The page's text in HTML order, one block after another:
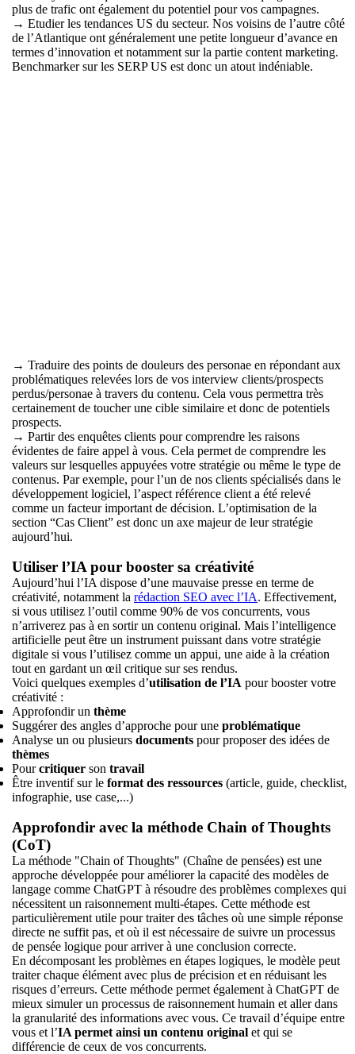
plus de trafic ont également du potentiel pour vos campagnes.
→ Etudier les tendances US du secteur. Nos voisins de l’autre côté
de l’Atlantique ont généralement une petite longueur d’avance en
termes d’innovation et notamment sur la partie content marketing.
Benchmarker sur les SERP US est donc un atout indéniable.
→ Traduire des points de douleurs des personae en répondant aux
problématiques relevées lors de vos interview clients/prospects
perdus/personae à travers du contenu. Cela vous permettra très
certainement de toucher une cible similaire et donc de potentiels
prospects.
→ Partir des enquêtes clients pour comprendre les raisons
évidentes de faire appel à vous. Cela permet de comprendre les
valeurs sur lesquelles appuyées votre stratégie ou même le type de
contenus. Par exemple, pour l’un de nos clients spécialisés dans le
développement logiciel, l’aspect référence client a été relevé
comme un facteur important de décision. L’optimisation de la
section “Cas Client” est donc un axe majeur de leur stratégie
aujourd’hui.
Utiliser l’IA pour booster sa créativité
Aujourd’hui l’IA dispose d’une mauvaise presse en terme de
créativité, notamment la rédaction SEO avec l’IA. Effectivement,
si vous utilisez l’outil comme 90% de vos concurrents, vous
n’arriverez pas à en sortir un contenu original. Mais l’intelligence
artificielle peut être un instrument puissant dans votre stratégie
digitale si vous l’utilisez comme un appui, une aide à la création
tout en gardant un œil critique sur ses rendus.
Voici quelques exemples d’utilisation de l’IA pour booster votre
créativité :
Approfondir un thème
Suggérer des angles d’approche pour une problématique
Analyse un ou plusieurs documents pour proposer des idées de
thèmes
Pourcritiquer son travail
Être inventif sur le format des ressources (article, guide, checklist,
infographie, use case,...)
Approfondir avec la méthode Chain of Thoughts
(CoT)
La méthode "Chain of Thoughts" (Chaîne de pensées) est une
approche développée pour améliorer la capacité des modèles de
langage comme ChatGPT à résoudre des problèmes complexes qui
nécessitent un raisonnement multi-étapes. Cette méthode est
particulièrement utile pour traiter des tâches où une simple réponse
directe ne suffit pas, et où il est nécessaire de suivre un processus
de pensée logique pour arriver à une conclusion correcte.
En décomposant les problèmes en étapes logiques, le modèle peut
traiter chaque élément avec plus de précision et en réduisant les
risques d’erreurs. Cette méthode permet également à ChatGPT de
mieux simuler un processus de raisonnement humain et aller dans
la granularité des informations avec vous. Ce travail d’équipe entre
vous et l’IA permet ainsi un contenu original et qui se
différencie de ceux de vos concurrents.